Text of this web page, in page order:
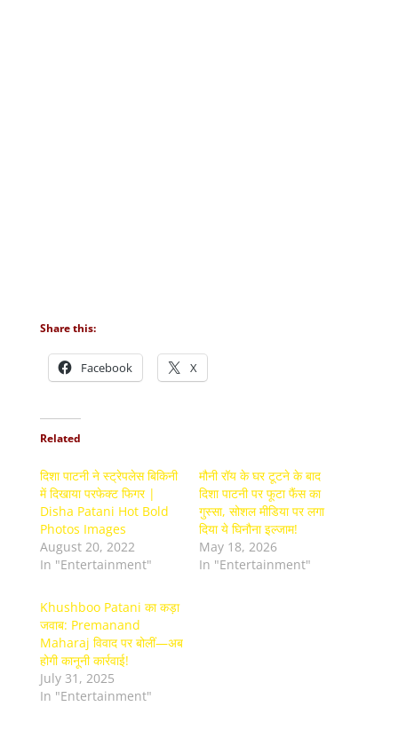
Share this:
Facebook X
Related
दिशा पाटनी ने स्ट्रेपलेस बिकिनी
में दिखाया परफेक्ट फिगर |
Disha Patani Hot Bold
Photos Images
August 20, 2022
In "Entertainment"
मौनी रॉय के घर टूटने के बाद
दिशा पाटनी पर फूटा फैंस का
गुस्सा, सोशल मीडिया पर लगा
दिया ये घिनौना इल्जाम!
May 18, 2026
In "Entertainment"
Khushboo Patani का कड़ा
जवाब: Premanand
Maharaj विवाद पर बोलीं—अब
होगी कानूनी कार्रवाई!
July 31, 2025
In "Entertainment"